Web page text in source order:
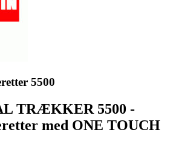
5500
TRÆKKER 5500 -
med ONE TOUCH